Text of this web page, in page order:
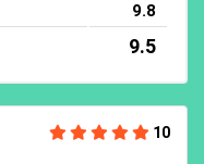
9.8
9.5
10